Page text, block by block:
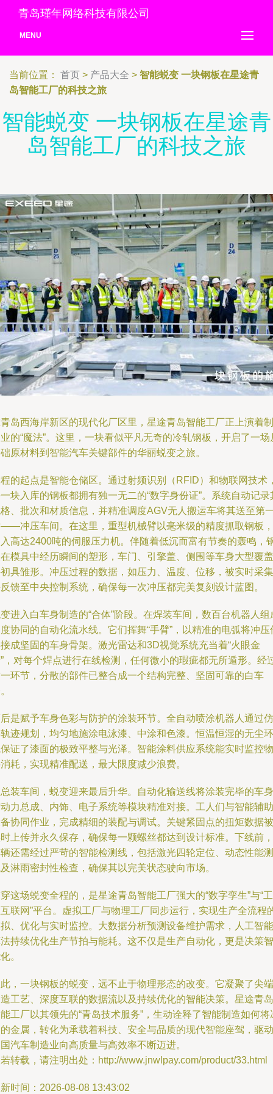
青岛瑾年网络科技有限公司
MENU
当前位置： 首页 > 产品大全 > 智能蜕变 一块钢板在星途青
岛智能工厂的科技之旅
智能蜕变 一块钢板在星途青
岛智能工厂的科技之旅
岛西海岸新区的现代化厂区里，星途青岛智能工厂正上演着制
的“魔法”。这里，一块看似平凡无奇的冷轧钢板，开启了一场
原材料到智能汽车关键部件的华丽蜕变之旅。
的起点是智能仓储区。通过射频识别（RFID）和物联网技术
块入库的钢板都拥有独一无二的“数字身份证”。系统自动记录
、批次和材质信息，并精准调度AGV无人搬运车将其送至第
冲压车间。在这里，重型机械臂以毫米级的精度抓取钢板，
高达2400吨的伺服压力机。伴随着低沉而富有节奏的轰鸣，
模具中经历瞬间的塑形，车门、引擎盖、侧围等车身大型覆盖
具雏形。冲压过程的数据，如压力、温度、位移，被实时采集
馈至中央控制系统，确保每一次冲压都完美复刻设计蓝图。
进入白车身制造的“合体”阶段。在焊装车间，数百台机器人组
协同的自动化流水线。它们挥舞“手臂”，以精准的电弧将冲压
成坚固的车身骨架。激光雷达和3D视觉系统充当着“火眼金
，对每个焊点进行在线检测，任何微小的瑕疵都无所遁形。经
环节，分散的部件已整合成一个结构完整、坚固可靠的白车
是赋予车身色彩与防护的涂装环节。全自动喷涂机器人通过仿
迹规划，均匀地施涂电泳漆、中涂和色漆。恒温恒湿的无尘环
证了漆面的极致平整与光泽。智能涂料供应系统能实时监控物
耗，实现精准配送，最大限度减少浪费。
装车间，蜕变迎来最后升华。自动化输送线将涂装完毕的车身
力总成、内饰、电子系统等模块精准对接。工人们与智能辅助
协同作业，完成精细的装配与调试。关键紧固点的扭矩数据被
上传并永久保存，确保每一颗螺丝都达到设计标准。下线前，
还需经过严苛的智能检测线，包括激光四轮定位、动态性能测
淋雨密封性检查，确保其以完美状态驶向市场。
这场蜕变全程的，是星途青岛智能工厂强大的“数字孪生”与“工
联网”平台。虚拟工厂与物理工厂同步运行，实现生产全流程
、优化与实时监控。大数据分析预测设备维护需求，人工智能
持续优化生产节拍与能耗。这不仅是生产自动化，更是决策智
。
，一块钢板的蜕变，远不止于物理形态的改变。它凝聚了尖端
工艺、深度互联的数据流以及持续优化的智能决策。星途青岛
工厂以其领先的“青岛技术服务”，生动诠释了智能制造如何将
金属，转化为承载着科技、安全与品质的现代智能座驾，驱动
汽车制造业向高质量与高效率不断迈进。
转载，请注明出处：http://www.jnwlpay.com/product/33.html
时间：2026-08-08 13:43:02